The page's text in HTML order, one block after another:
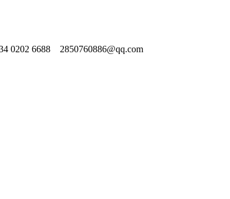
0202 6688 2850760886@qq.com